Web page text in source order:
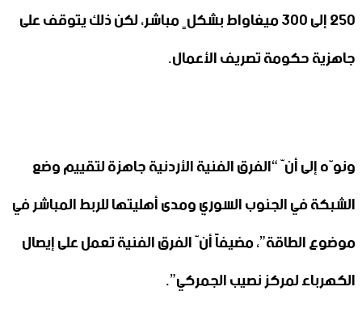
250 إلى 300 ميغاواط بشكلٍ مباشر، لكن ذلك يتوقف على
جاهزية حكومة تصريف الأعمال.
ونوّه إلى أنّ “الفرق الفنية الأردنية جاهزة لتقييم وضع
الشبكة في الجنوب السوري ومدى أهليتها للربط المباشر في
موضوع الطاقة”، مضيفاً أنّ الفرق الفنية تعمل على إيصال
الكهرباء لمركز نصيب الجمركي”.